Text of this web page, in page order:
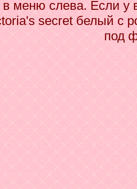
в меню слева. Если у
secret белый с
под